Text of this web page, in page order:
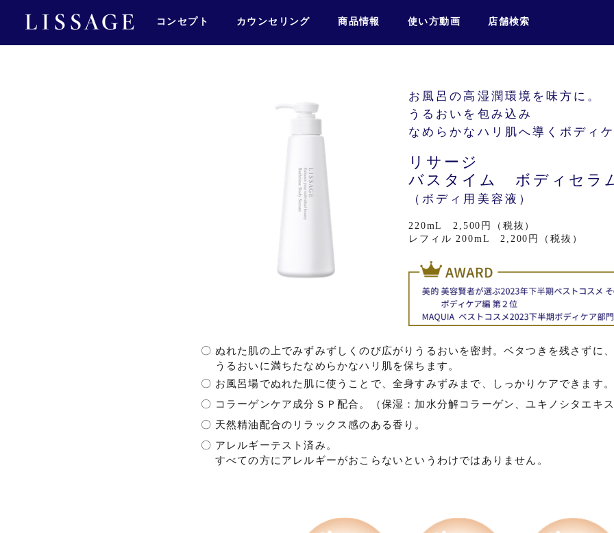
コンセプト カウンセリング 商品情報 使い方動画 店舗検索
お風呂の高湿潤環境を味方に。
うるおいを包み込み
なめらかなハリ肌へ導くボディ
リサージ
バスタイム ボディセラ
（ボディ用美容液）
220mL 2,500円（税抜）
レフィル 200mL 2,200円（税抜）
〇 ぬれた肌の上でみずみずしくのび広がりうるおいを密封。ベタつきを残さずに
うるおいに満ちたなめらかなハリ肌を保ちます。
〇 お風呂場でぬれた肌に使うことで、全身すみずみまで、しっかりケアできます。
〇 コラーゲンケア成分ＳＰ配合。（保湿：加水分解コラーゲン、ユキノシタエキ
〇 天然精油配合のリラックス感のある香り。
〇 アレルギーテスト済み。
すべての方にアレルギーがおこらないというわけではありません。